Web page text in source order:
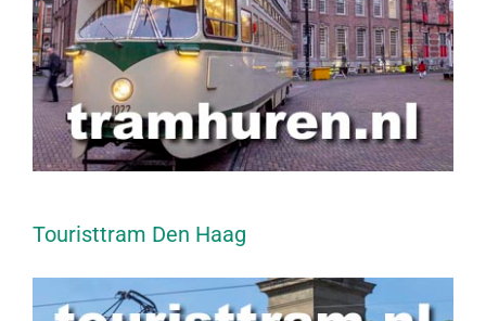
Touristtram Den Haag